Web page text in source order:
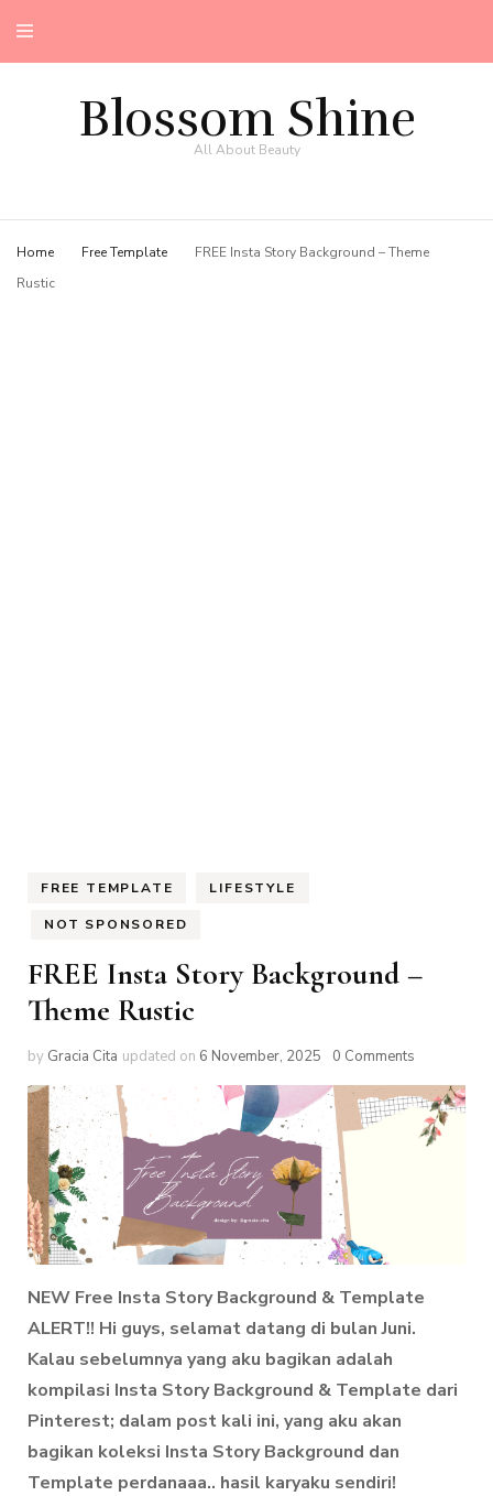
Blossom Shine
All About Beauty
Home Free Template
FREE Insta Story Background – Theme
Rustic
FREE TEMPLATE LIFESTYLE
NOT SPONSORED
FREE Insta Story Background –
Theme Rustic
by Gracia Cita updated on 6 November, 2025 0 Comments
NEW Free Insta Story Background & Template
ALERT!! Hi guys, selamat datang di bulan Juni.
Kalau sebelumnya yang aku bagikan adalah
kompilasi Insta Story Background & Template dari
Pinterest; dalam post kali ini, yang aku akan
bagikan koleksi Insta Story Background dan
Template perdanaaa.. hasil karyaku sendiri!